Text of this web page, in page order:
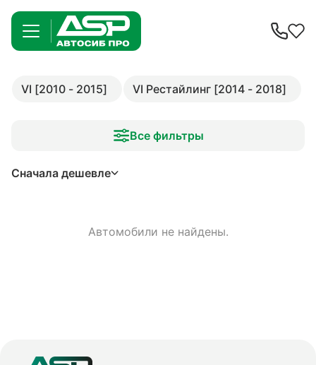
VI [2010 - 2015] VI Рестайлинг [2014 - 2018]
Все фильтры
Сначала дешевле
Автомобили не найдены.